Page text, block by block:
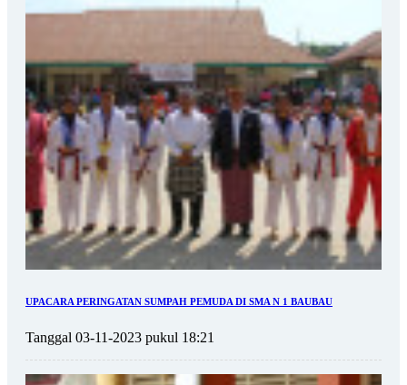
UPACARA PERINGATAN SUMPAH PEMUDA DI SMA N 1 BAUBAU
Tanggal 03-11-2023 pukul 18:21